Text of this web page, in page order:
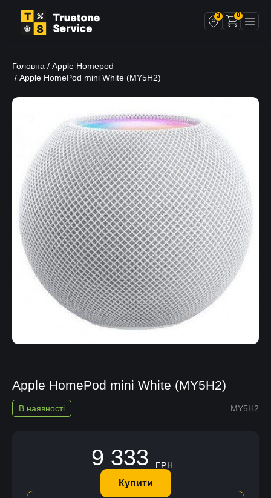
3 0
Головна / Apple Homepod
/ Apple HomePod mini White (MY5H2)
Apple HomePod mini White (MY5H2)
MY5H2
В наявності
9 333 ГРН.
Купити